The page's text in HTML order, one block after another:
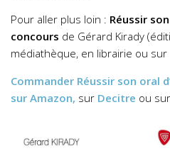
Pour aller plus loin : Réussir
concours de Gérard Kirady
médiathèque, en librairie ou
Commander Réussir son oral
sur Amazon, sur Decitre ou